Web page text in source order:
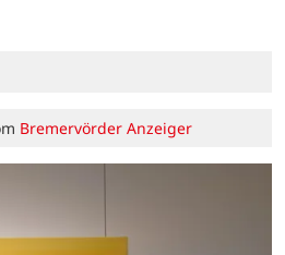
Bremervörder Anzeiger